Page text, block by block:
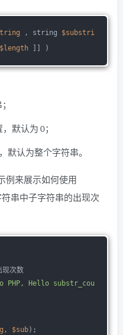
, string $substri
$length ]] )
默认为 0；
默认为整个字符串。
例来展示如何使用
串中子字符串的出现次
次数
Hello substr_cou
, $sub);